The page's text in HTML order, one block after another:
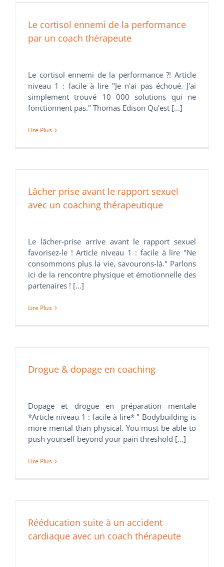
Le cortisol ennemi de la performance
par un coach thérapeute
Le cortisol ennemi de la performance ?! Article
niveau 1 : facile à lire "Je n'ai pas échoué. J'ai
simplement trouvé 10 000 solutions qui ne
fonctionnent pas." Thomas Edison Qu'est [...]
Lire Plus
Lâcher prise avant le rapport sexuel
avec un coaching thérapeutique
Le lâcher-prise arrive avant le rapport sexuel
favorisez-le ! Article niveau 1 : facile à lire "Ne
consommons plus la vie, savourons-là." Parlons
ici de la rencontre physique et émotionnelle des
partenaires ! [...]
Lire Plus
Drogue & dopage en coaching
Dopage et drogue en préparation mentale
*Article niveau 1 : facile à lire* " Bodybuilding is
more mental than physical. You must be able to
push yourself beyond your pain threshold [...]
Lire Plus
Rééducation suite à un accident
cardiaque avec un coach thérapeute